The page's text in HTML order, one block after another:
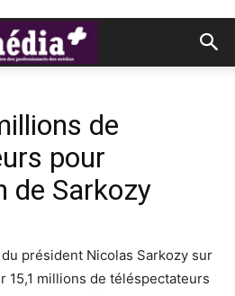
de
pour
de Sarkozy
président Nicolas Sarkozy sur
15,1 millions de téléspectateurs